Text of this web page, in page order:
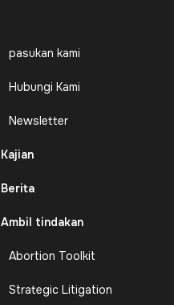
pasukan kami
Hubungi Kami
Newsletter
Kajian
Berita
Ambil tindakan
Abortion Toolkit
Strategic Litigation